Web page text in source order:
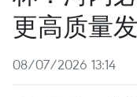
更高质量
08/07/2026 13:14